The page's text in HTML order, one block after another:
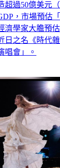
巡演，她的演
過50億美元（
，市場預估
濟學家大膽預
日之名《時代